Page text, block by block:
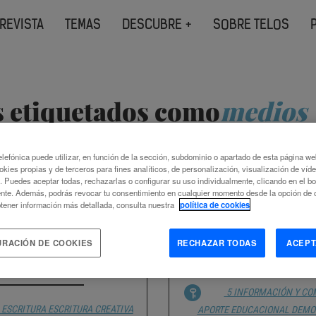
REVISTA TEMAS DESCUBRE + SOBRE TELOS
comomedios
EN LA ERA DE LA
ESCRITURA ESCRITURA CREATIVA
LA
JOSÉ
5 INFORMACIÓN Y
APORTE EDUCACIONAL
puede utilizar, en función de la sección, subdominio o apartado de esta página
propias y de terceros para fines analíticos, de personalización, visualización de
Puedes aceptar todas, rechazarlas o configurar su uso individualmente, clicando en el
Además, podrás revocar tu consentimiento en cualquier momento desde la opción de
información más detallada, consulta nuestra política de cookies
RECHAZAR TODAS
DE COOKIES